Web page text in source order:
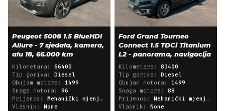
Peugeot 5008 1.5 BlueHDI
Allure - 7 sjedala, kamera,
alu 18, 66.000 km
Kilometara: 66400
Tip goriva:
Diesel
Obujam motora: 1499
Snaga motora: 96
Prijenos:
Mehanički mjenjač
Vlasnik:
None
Ford Grand Tourneo
Connect 1.5 TDCi Titanium
L2 - panorama, navigacija
Kilometara: 83400
Tip goriva:
Diesel
Obujam motora: 1499
Snaga motora: 88
Prijenos:
Mehanički mjenjač
Vlasnik:
None